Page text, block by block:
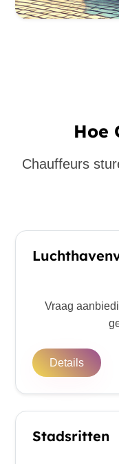
Hoe
Chauffeurs
Vraag
Details
Stadsritten